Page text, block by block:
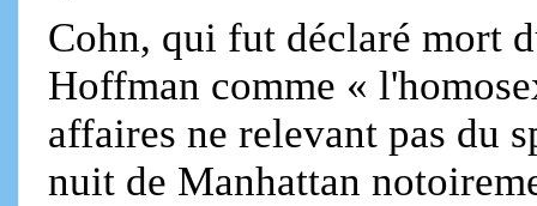
Cohn, qui fut déclaré mort
Hoffman comme «
affaires ne relevant pas du
nuit de Manhattan